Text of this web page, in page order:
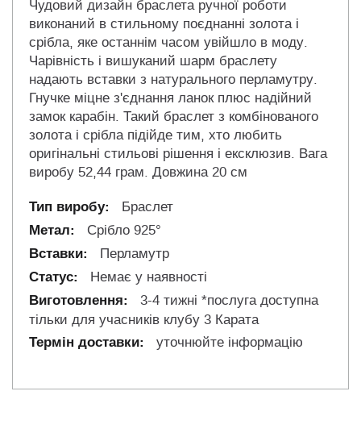
Чудовий дизайн браслета ручної роботи
виконаний в стильному поєднанні золота і
срібла, яке останнім часом увійшло в моду.
Чарівність і вишуканий шарм браслету
надають вставки з натурального перламутру.
Гнучке міцне з'єднання ланок плюс надійний
замок карабін. Такий браслет з комбінованого
золота і срібла підійде тим, хто любить
оригінальні стильові рішення і ексклюзив. Вага
виробу 52,44 грам. Довжина 20 см
Браслет
Срібло 925°
Перламутр
Немає у наявності
3-4 тижні *послуга доступна
тільки для учасників клубу 3 Карата
уточнюйте інформацію